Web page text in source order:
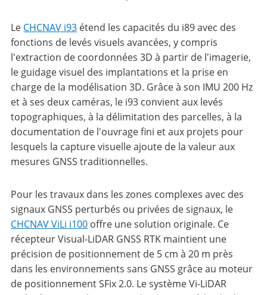
Le CHCNAV i93 étend les capacités du i89 avec des
fonctions de levés visuels avancées, y compris
l'extraction de coordonnées 3D à partir de l'imagerie,
le guidage visuel des implantations et la prise en
charge de la modélisation 3D. Grâce à son IMU 200 Hz
et à ses deux caméras, le i93 convient aux levés
topographiques, à la délimitation des parcelles, à la
documentation de l'ouvrage fini et aux projets pour
lesquels la capture visuelle ajoute de la valeur aux
mesures GNSS traditionnelles.
Pour les travaux dans les zones complexes avec des
signaux GNSS perturbés ou privées de signaux, le
CHCNAV ViLi i100 offre une solution originale. Ce
récepteur Visual-LiDAR GNSS RTK maintient une
précision de positionnement de 5 cm à 20 m près
dans les environnements sans GNSS grâce au moteur
de positionnement SFix 2.0. Le système Vi-LiDAR